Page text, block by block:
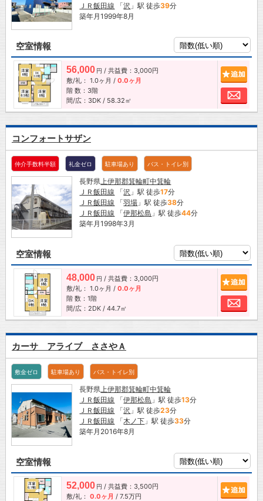
ＪＲ飯田線 「沢 」駅 徒歩39分
築年月1999年8月
空室情報
56,000 円 / 共益費：3,000円
敷/礼： 1.0ヶ月 / 0.0ヶ月
階 数：3階
間/広：3DK / 58.32㎡
お
コンフォートサザン
仲介手数料半額 礼金ゼロ 駐車場あり バス・トイレ別
長野県上伊那郡箕輪町中箕輪
ＪＲ飯田線 「沢 」駅 徒歩17分
ＪＲ飯田線 「羽場 」駅 徒歩38分
ＪＲ飯田線 「伊那松島 」駅 徒歩44分
築年月1998年3月
空室情報
48,000 円 / 共益費：3,000円
敷/礼： 1.0ヶ月 / 0.0ヶ月
階 数：1階
間/広：2DK / 44.7㎡
お
カーサ アライブ ささやＡ
敷金ゼロ 駐車場あり バス・トイレ別
長野県上伊那郡箕輪町中箕輪
ＪＲ飯田線 「伊那松島 」駅 徒歩13分
ＪＲ飯田線 「沢 」駅 徒歩23分
ＪＲ飯田線 「木ノ下 」駅 徒歩33分
築年月2016年8月
空室情報
52,000 円 / 共益費：3,500円
敷/礼： 0.0ヶ月 / 7.5万円